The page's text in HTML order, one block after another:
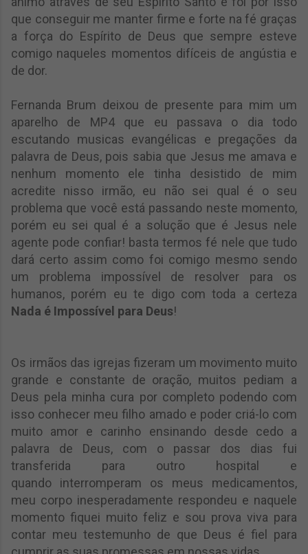
que conseguir me manter firme e forte na fé graças
a força do Espírito de Deus que sempre esteve
comigo naqueles momentos difíceis de angústia e
de dor.
Fernanda Brum deixou de presente para mim um
aparelho de MP4 que eu passava o dia todo
escutando musicas evangélicas e pregações da
palavra de Deus, pois sabia que Jesus me amava e
nenhum momento ele tinha desistido de mim
acredite nisso irmão, eu não sei qual é o seu
problema que você está passando neste momento,
porém eu sei qual é a solução que é Jesus nele
agente pode confiar! basta termos fé nele que tudo
dará certo assim como foi comigo mesmo sendo
um problema impossível de resolver para os
humanos, porém eu te digo com toda a certeza
Nada é Impossível para Deus!
Os irmãos das igrejas fizeram um movimento muito
grande e constante de oração, muitos pediam a
Deus pela minha cura por completo podendo com
isso conhecer meu filho amado e poder criá-lo com
muito amor e carinho ensinando desde cedo a
palavra de Deus, com o passar dos dias fui
transferida para outro hospital e
quando interromperam os meus medicamentos,
meu corpo inesperadamente respondeu e naquele
momento fiquei muito feliz e sou prova viva para
contar meu testemunho de que Deus é fiel para